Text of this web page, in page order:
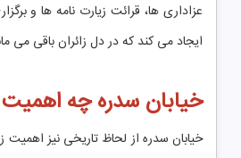
عزاداری ها، قرائت زیارت نامه ها و
ایجاد می کند که در دل زائران باقی می
خیابان سدره چه اهمیت
خیابان سدره از لحاظ تاریخی نیز